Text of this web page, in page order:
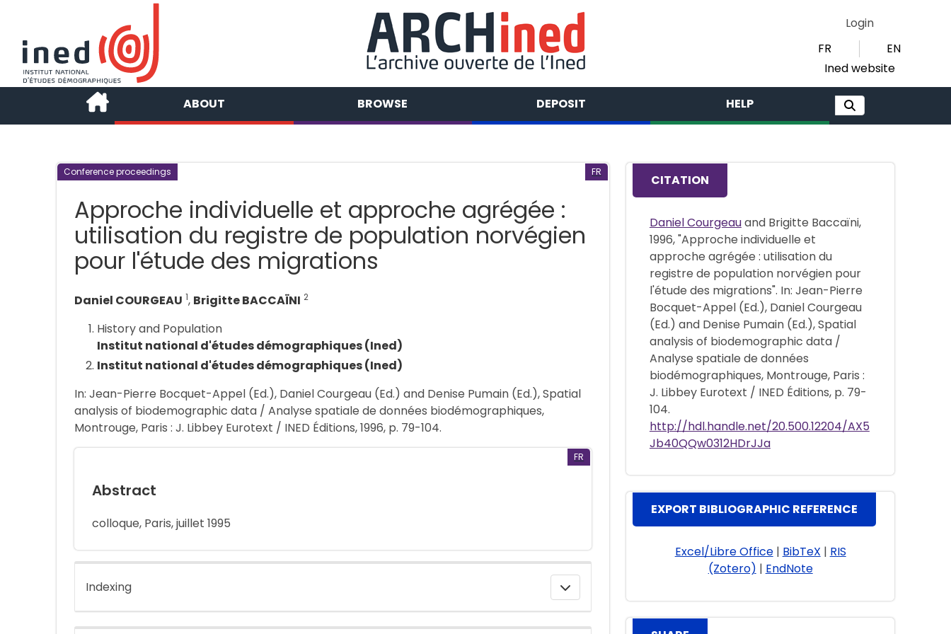
Login
FR
EN
Ined website
ABOUT BROWSE DEPOSIT HELP
Conference proceedings FR
Approche individuelle et approche agrégée :
utilisation du registre de population norvégien
pour l'étude des migrations
Daniel COURGEAU 1, Brigitte BACCAÏNI 2
History and Population
Institut national d'études démographiques (Ined)
Institut national d'études démographiques (Ined)
In: Jean-Pierre Bocquet-Appel (Ed.), Daniel Courgeau (Ed.) and Denise Pumain (Ed.), Spatial
analysis of biodemographic data / Analyse spatiale de données biodémographiques,
Montrouge, Paris : J. Libbey Eurotext / INED Éditions, 1996, p. 79-104.
FR
Abstract
colloque, Paris, juillet 1995
Indexing
CITATION
Daniel Courgeauand Brigitte Baccaïni,
1996, "Approche individuelle et
approche agrégée : utilisation du
registre de population norvégien pour
l'étude des migrations". In: Jean-Pierre
Bocquet-Appel (Ed.), Daniel Courgeau
(Ed.) and Denise Pumain (Ed.), Spatial
analysis of biodemographic data /
Analyse spatiale de données
biodémographiques, Montrouge, Paris :
J. Libbey Eurotext / INED Éditions, p. 79-
104.
http://hdl.handle.net/20.500.12204/AX5
Jb40QQw0312HDrJJa
EXPORT BIBLIOGRAPHIC REFERENCE
Excel/Libre Office| BibTeX | RIS
(Zotero) | EndNote